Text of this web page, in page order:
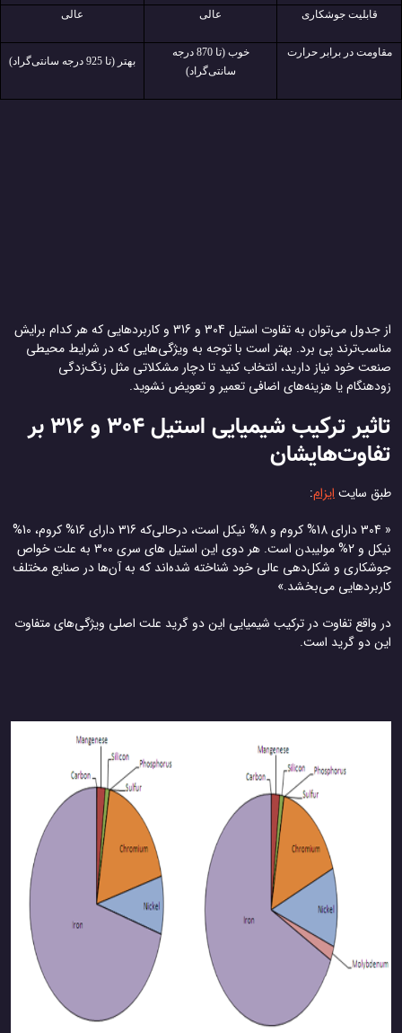
قابلیت جوشکاری عالی عالی
مقاومت در برابر حرارت
خوب (تا 870 درجه
سانتی‌گراد)
بهتر (تا 925 درجه سانتی‌گراد)
از جدول می‌توان به تفاوت استیل 304 و 316 و کاربرد‌هایی که هر کدام برایش
مناسب‌ترند پی برد. بهتر است با توجه به ویژگی‌هایی که در شرایط محیطی
صنعت خود نیاز دارید، انتخاب کنید تا دچار مشکلاتی مثل زنگ‌زدگی
زودهنگام یا هزینه‌های اضافی تعمیر و تعویض نشوید.
تاثیر ترکیب شیمیایی استیل 304 و 316 بر
تفاوت‌هایشان
طبق سایتایزام:
« 304 دارای 18% کروم و 8% نیکل است، در‌حالی‌که 316 دارای 16% کروم، 10%
نیکل و 2% مولیبدن است. هر دوی این استیل های سری 300 به علت خواص
جوشکاری و شکل‌دهی عالی خود شناخته شده‌اند که به آن‌ها در صنایع مختلف
کاربردهایی می‌بخشد.»
در واقع تفاوت در ترکیب شیمیایی این دو گرید علت اصلی ویژگی‌های متفاوت
این دو گرید است.